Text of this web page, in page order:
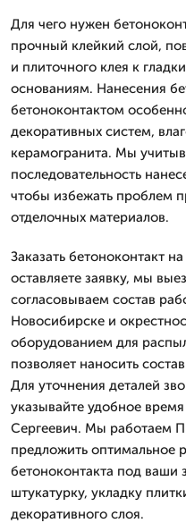
Для чего нужен
прочный клейкий слой,
и плиточного клея к
основаниям. Нанесения
бетоноконтактом
декоративных систем,
керамогранита. Мы
последовательность
чтобы избежать проблем
отделочных материалов.
Заказать бетоноконтакт
оставляете заявку, мы
согласовываем состав
Новосибирске и
оборудованием для
позволяет наносить
Для уточнения деталей
указывайте удобное
Сергеевич. Мы работаем
предложить оптимальное
бетоноконтакта под ваши
штукатурку, укладку
декоративного слоя.